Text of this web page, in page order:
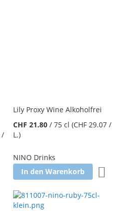
/
Zur Wunschliste hinzufügen
Lily Proxy Wine Alkoholfrei
CHF 21.80 /75 cl (CHF 29.07 /
L.)
NINO Drinks
In den Warenkorb